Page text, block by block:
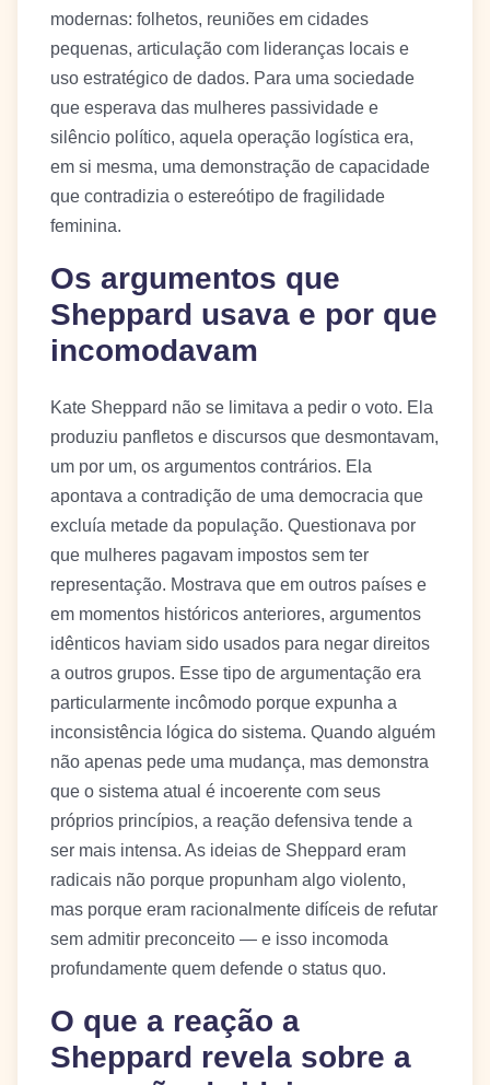
modernas: folhetos, reuniões em cidades
pequenas, articulação com lideranças locais e
uso estratégico de dados. Para uma sociedade
que esperava das mulheres passividade e
silêncio político, aquela operação logística era,
em si mesma, uma demonstração de capacidade
que contradizia o estereótipo de fragilidade
feminina.
Os argumentos que
Sheppard usava e por que
incomodavam
Kate Sheppard não se limitava a pedir o voto. Ela
produziu panfletos e discursos que desmontavam,
um por um, os argumentos contrários. Ela
apontava a contradição de uma democracia que
excluía metade da população. Questionava por
que mulheres pagavam impostos sem ter
representação. Mostrava que em outros países e
em momentos históricos anteriores, argumentos
idênticos haviam sido usados para negar direitos
a outros grupos. Esse tipo de argumentação era
particularmente incômodo porque expunha a
inconsistência lógica do sistema. Quando alguém
não apenas pede uma mudança, mas demonstra
que o sistema atual é incoerente com seus
próprios princípios, a reação defensiva tende a
ser mais intensa. As ideias de Sheppard eram
radicais não porque propunham algo violento,
mas porque eram racionalmente difíceis de refutar
sem admitir preconceito — e isso incomoda
profundamente quem defende o status quo.
O que a reação a
Sheppard revela sobre a